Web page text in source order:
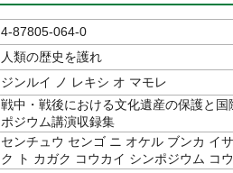
4-87805-064-0
人類の歴史を護れ
ジンルイ ノ レキシ オ マモレ
戦中・戦後における文化遺産の保護と
ポジウム講演収録集
センチュウ センゴ ニ オケル ブンカ イ
ク ト カガク コウカイ シンポジウム コ